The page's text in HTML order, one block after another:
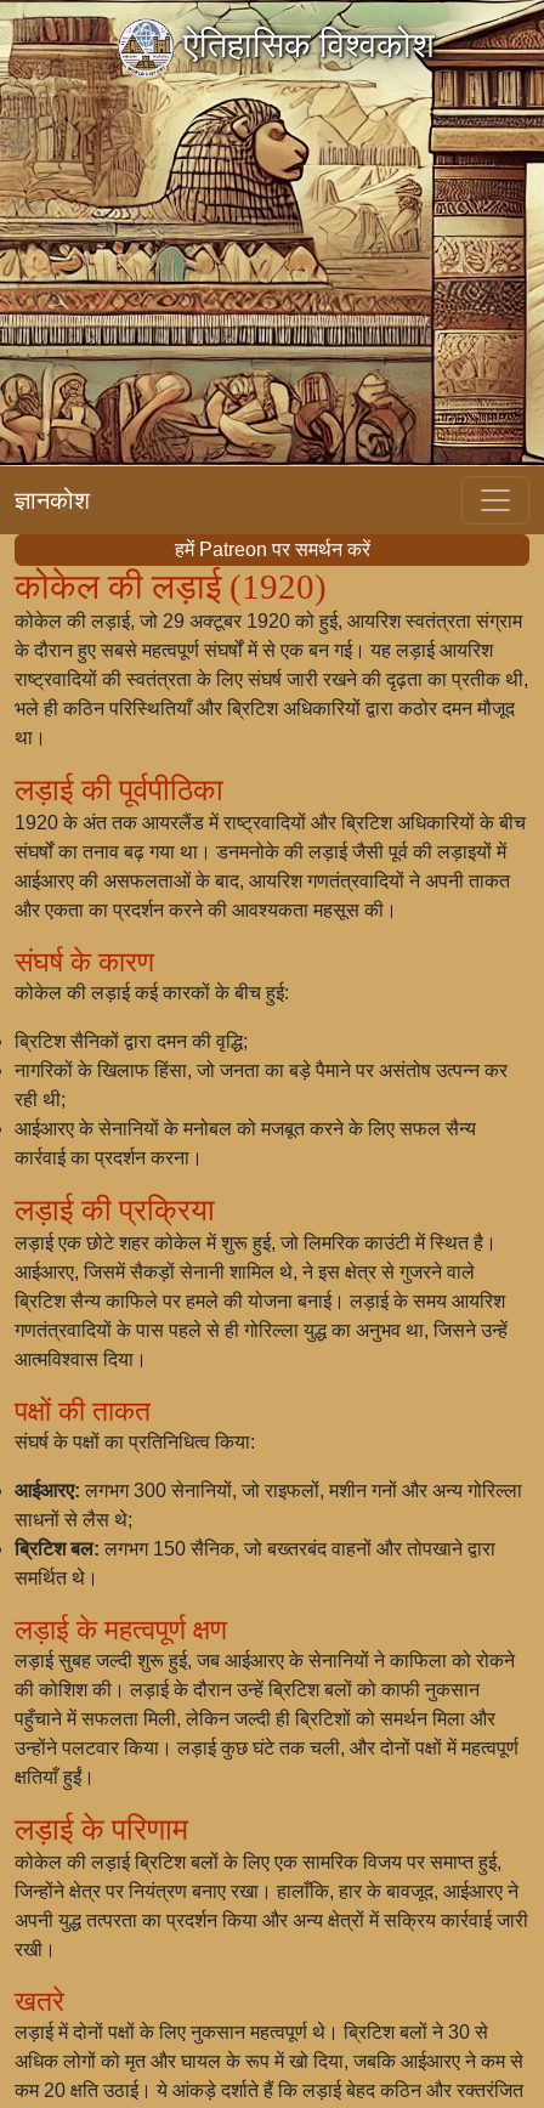
ऐतिहासिक विश्वकोश
ज्ञानकोश
हमें Patreon पर समर्थन करें
कोकेल की लड़ाई (1920)
कोकेल की लड़ाई, जो 29 अक्टूबर 1920 को हुई, आयरिश स्वतंत्रता संग्राम
के दौरान हुए सबसे महत्वपूर्ण संघर्षों में से एक बन गई। यह लड़ाई आयरिश
राष्ट्रवादियों की स्वतंत्रता के लिए संघर्ष जारी रखने की दृढ़ता का प्रतीक थी,
भले ही कठिन परिस्थितियाँ और ब्रिटिश अधिकारियों द्वारा कठोर दमन मौजूद
था।
लड़ाई की पूर्वपीठिका
1920 के अंत तक आयरलैंड में राष्ट्रवादियों और ब्रिटिश अधिकारियों के बीच
संघर्षों का तनाव बढ़ गया था। डनमनोके की लड़ाई जैसी पूर्व की लड़ाइयों में
आईआरए की असफलताओं के बाद, आयरिश गणतंत्रवादियों ने अपनी ताकत
और एकता का प्रदर्शन करने की आवश्यकता महसूस की।
संघर्ष के कारण
कोकेल की लड़ाई कई कारकों के बीच हुई:
ब्रिटिश सैनिकों द्वारा दमन की वृद्धि;
नागरिकों के खिलाफ हिंसा, जो जनता का बड़े पैमाने पर असंतोष उत्पन्न कर
रही थी;
आईआरए के सेनानियों के मनोबल को मजबूत करने के लिए सफल सैन्य
कार्रवाई का प्रदर्शन करना।
लड़ाई की प्रक्रिया
लड़ाई एक छोटे शहर कोकेल में शुरू हुई, जो लिमरिक काउंटी में स्थित है।
आईआरए, जिसमें सैकड़ों सेनानी शामिल थे, ने इस क्षेत्र से गुजरने वाले
ब्रिटिश सैन्य काफिले पर हमले की योजना बनाई। लड़ाई के समय आयरिश
गणतंत्रवादियों के पास पहले से ही गोरिल्ला युद्ध का अनुभव था, जिसने उन्हें
आत्मविश्वास दिया।
पक्षों की ताकत
संघर्ष के पक्षों का प्रतिनिधित्व किया:
आईआरए: लगभग 300 सेनानियों, जो राइफलों, मशीन गनों और अन्य गोरिल्ला
साधनों से लैस थे;
ब्रिटिश बल: लगभग 150 सैनिक, जो बख्तरबंद वाहनों और तोपखाने द्वारा
समर्थित थे।
लड़ाई के महत्वपूर्ण क्षण
लड़ाई सुबह जल्दी शुरू हुई, जब आईआरए के सेनानियों ने काफिला को रोकने
की कोशिश की। लड़ाई के दौरान उन्हें ब्रिटिश बलों को काफी नुकसान
पहुँचाने में सफलता मिली, लेकिन जल्दी ही ब्रिटिशों को समर्थन मिला और
उन्होंने पलटवार किया। लड़ाई कुछ घंटे तक चली, और दोनों पक्षों में महत्वपूर्ण
क्षतियाँ हुईं।
लड़ाई के परिणाम
कोकेल की लड़ाई ब्रिटिश बलों के लिए एक सामरिक विजय पर समाप्त हुई,
जिन्होंने क्षेत्र पर नियंत्रण बनाए रखा। हालाँकि, हार के बावजूद, आईआरए ने
अपनी युद्ध तत्परता का प्रदर्शन किया और अन्य क्षेत्रों में सक्रिय कार्रवाई जारी
रखी।
खतरे
लड़ाई में दोनों पक्षों के लिए नुकसान महत्वपूर्ण थे। ब्रिटिश बलों ने 30 से
अधिक लोगों को मृत और घायल के रूप में खो दिया, जबकि आईआरए ने कम से
कम 20 क्षति उठाई। ये आंकड़े दर्शाते हैं कि लड़ाई बेहद कठिन और रक्तरंजित